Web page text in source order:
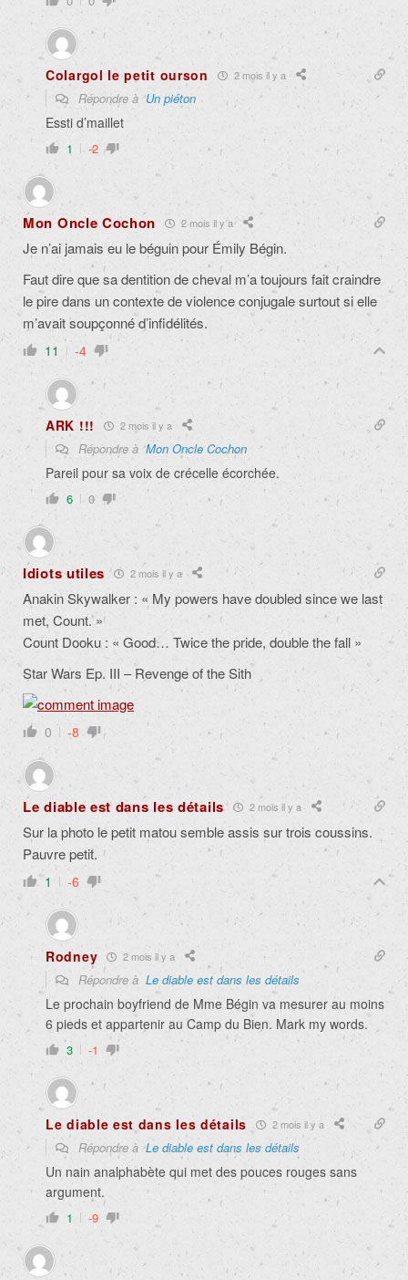
Colargol le petit ourson 2 mois il y a
Répondre àUn piéton
Essti d’maillet
1 -2
Mon Oncle Cochon 2 mois il y a
Je n’ai jamais eu le béguin pour Émily Bégin.
Faut dire que sa dentition de cheval m’a toujours fait craindre
le pire dans un contexte de violence conjugale surtout si elle
m’avait soupçonné d’infidélités.
11 -4
ARK !!! 2 mois il y a
Répondre àMon Oncle Cochon
Pareil pour sa voix de crécelle écorchée.
6 0
Idiots utiles 2 mois il y a
Anakin Skywalker : « My powers have doubled since we last
met, Count. »
Count Dooku : « Good… Twice the pride, double the fall »
Star Wars Ep. III – Revenge of the Sith
0 -8
Le diable est dans les détails 2 mois il y a
Sur la photo le petit matou semble assis sur trois coussins.
Pauvre petit.
1 -6
Rodney 2 mois il y a
Répondre à Le diable est dans les détails
Le prochain boyfriend de Mme Bégin va mesurer au moins
6 pieds et appartenir au Camp du Bien. Mark my words.
3 -1
Le diable est dans les détails 2 mois il y a
Répondre àLe diable est dans les détails
Un nain analphabète qui met des pouces rouges sans
argument.
1 -9